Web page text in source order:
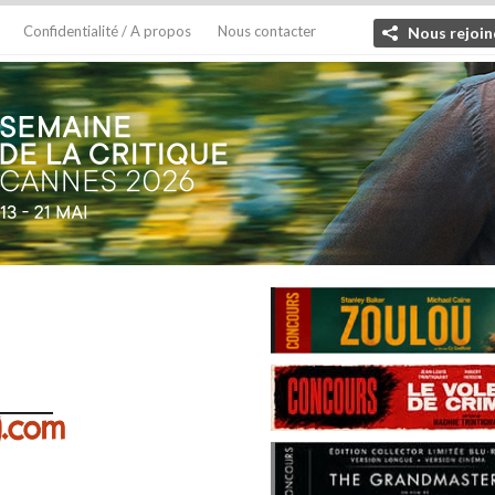
Confidentialité / A propos Nous contacter Nous